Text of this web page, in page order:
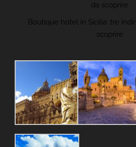
da scoprire
Boutique hotel in Sicilia: tre
scoprire